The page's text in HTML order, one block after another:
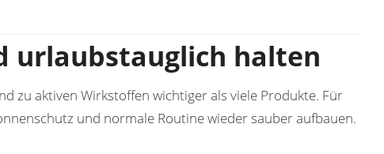
urlaubstauglich halten
zu aktiven Wirkstoffen wichtiger als viele Produkte. Für
und normale Routine wieder sauber aufbauen.